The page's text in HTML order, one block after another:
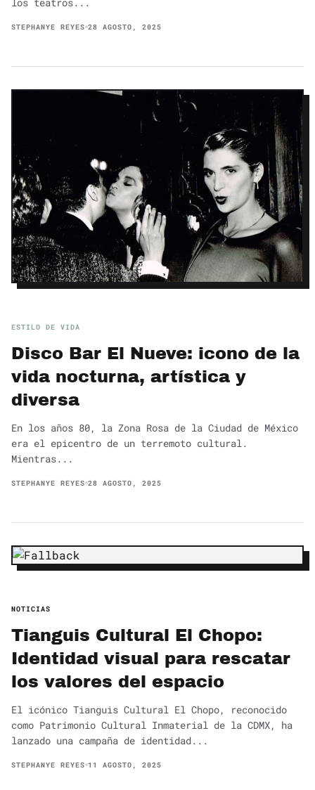
STEPHANYE REYES 28 AGOSTO, 2025
ESTILO DE VIDA
Disco Bar El Nueve: icono de la
vida nocturna, artística y
diversa
En los años 80, la Zona Rosa de la Ciudad de México
era el epicentro de un terremoto cultural.
Mientras...
STEPHANYE REYES 28 AGOSTO, 2025
NOTICIAS
Tianguis Cultural El Chopo:
Identidad visual para rescatar
los valores del espacio
El icónico Tianguis Cultural El Chopo, reconocido
como Patrimonio Cultural Inmaterial de la CDMX, ha
lanzado una campaña de identidad...
STEPHANYE REYES 11 AGOSTO, 2025